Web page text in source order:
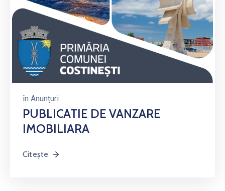
în Anunțuri
PUBLICATIE DE VANZARE
IMOBILIARA
Citește